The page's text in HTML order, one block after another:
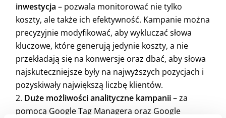
inwestycja – pozwala monitorować nie tylko
koszty, ale także ich efektywność. Kampanie można
precyzyjnie modyfikować, aby wykluczać słowa
kluczowe, które generują jedynie koszty, a nie
przekładają się na konwersje oraz dbać, aby słowa
najskuteczniejsze były na najwyższych pozycjach i
pozyskiwały największą liczbę klientów.
Duże możliwości analityczne kampanii– za
pomocą Google Tag Managera oraz Google